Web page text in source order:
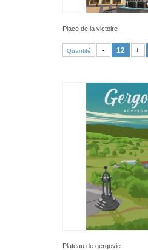
Place de la victoire
Quantité - +
Plateau de gergovie